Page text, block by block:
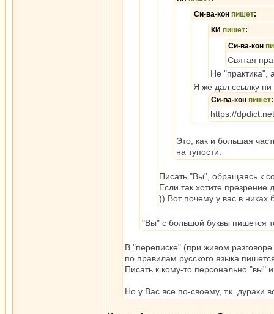
Си-ва-кон пишет:
КИ пишет:
Си-ва-кон
Святая
Не "практика",
Я же дал ссылку ни
Си-ва-кон пишет:
https://
Это, как и большая
на тупости.
Писать "Вы", обращаясь к
Если так хотите
)) Вот почему у вас в
"Вы" с большой буквы пишется
В "переписке" (при живом
по правилам русского языка
Писать к кому-то персонально "вы"
Но у Вас все по-своему, т.к. дураки